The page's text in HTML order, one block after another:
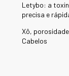
Letybo: a
precisa e
Xô,
Cabelos